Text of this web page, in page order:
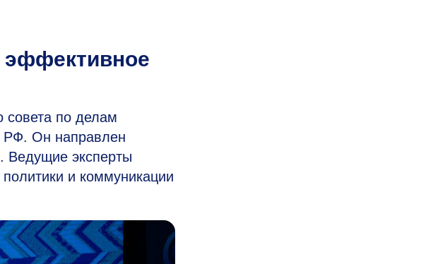
совета по делам
РФ. Он направлен
Ведущие эксперты
и коммуникации